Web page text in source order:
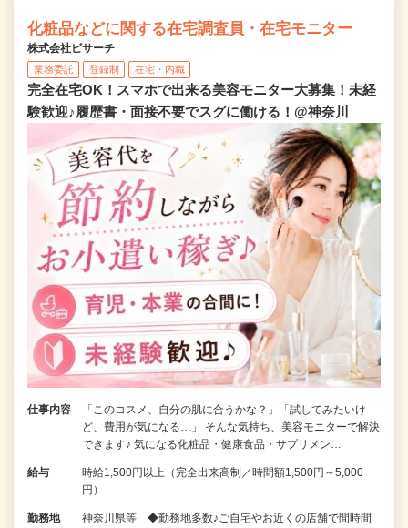
化粧品などに関する在宅調査員・在宅モニター
株式会社ビサーチ
業務委託 登録制 在宅・内職
完全在宅OK！スマホで出来る美容モニター大募集！未経
験歓迎♪履歴書・面接不要でスグに働ける！@神奈川
仕事内容
「このコスメ、自分の肌に合うかな？」「試してみたいけ
ど、費用が気になる…」 そんな気持ち、美容モニターで解決
できます♪ 気になる化粧品・健康食品・サプリメン…
給与
時給1,500円以上（完全出来高制／時間額1,500円～5,000
円）
勤務地
神奈川県等 ◆勤務地多数♪ご自宅やお近くの店舗で間時間